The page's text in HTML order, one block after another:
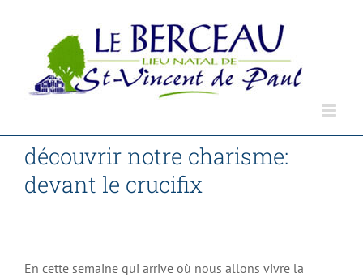
contenu
découvrir notre charisme:
devant le crucifix
En cette semaine qui arrive où nous allons vivre la